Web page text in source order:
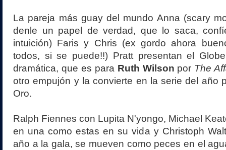
La pareja más guay del mundo Anna (scary
denle un papel de verdad, que lo saca,
intuición) Faris y Chris (ex gordo ahora
todos, si se puede!!) Pratt presentan el
dramática, que es para Ruth Wilson por The
otro empujón y la convierte en la serie del año
Oro.
Ralph Fiennes con Lupita N'yongo, Michael
en una como estas en su vida y Christoph
año a la gala, se mueven como peces en el